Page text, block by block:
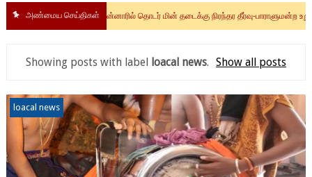
அண்மைய செய்திகள்
mannar news மன்னாரில் தொடர் மின் தடைக்கு நிரந்தர தீர்வு-பாராளுமன்ற உறுப்பினர்
Showing posts with label loacal news. Show all posts
loacal news